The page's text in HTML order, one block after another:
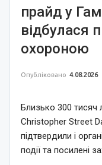
прайд у
відбулася
охороною
Опубліковано 4.08.2026
Близько 300
Christopher Street
підтвердили і
події та посилені